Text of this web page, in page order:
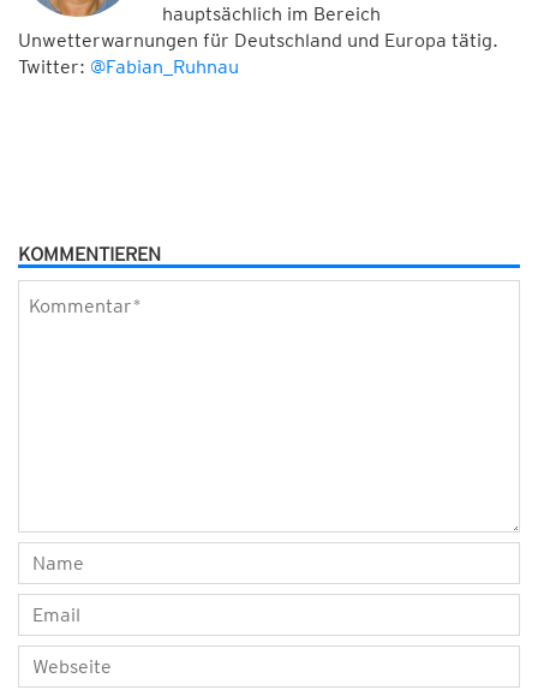
hauptsächlich im Bereich
Unwetterwarnungen für Deutschland und Europa tätig.
Twitter: @Fabian_Ruhnau
KOMMENTIEREN